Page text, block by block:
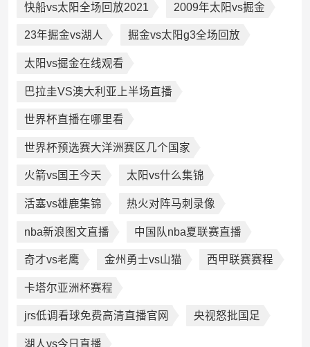
快船vs太阳全场回放2021 2009年太阳vs掘金
23年掘金vs湖人 掘金vs太阳g3全场回放
太阳vs掘金在线观看
巴拉圭VS澳大利亚上半场直播
世界杯直播在哪里看
世界杯预选赛大洋洲赛区几个国家
火箭vs国王今天 太阳vs什么集锦
活塞vs雄鹿集锦 热火对阵马刺录像
nba新浪图文直播 中国队nba夏联赛直播
奇才vs老鹰 金州勇士vs山猫 西甲联赛赛程
卡塔尔亚洲杯赛程
jrs低调看球免费高清直播官网 央视怒批国足
湖人vs今日直播